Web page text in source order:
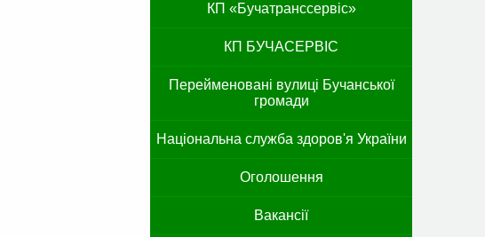
КП «Бучатранссервіс»
КП БУЧАСЕРВІС
Перейменовані вулиці Бучанської
громади
Національна служба здоров'я України
Оголошення
Вакансії